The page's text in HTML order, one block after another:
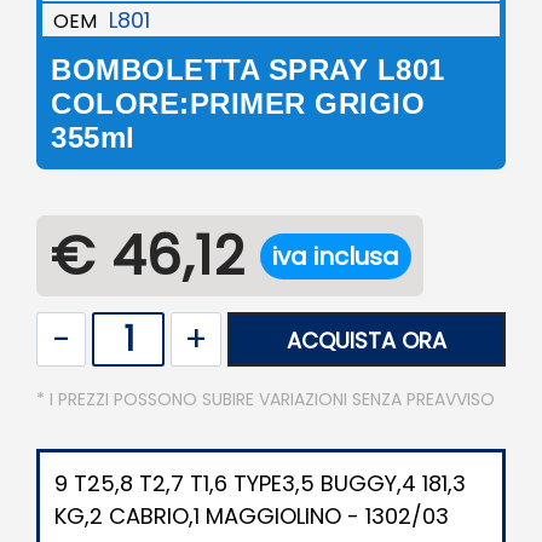
OEM L801
BOMBOLETTA SPRAY L801
COLORE:PRIMER GRIGIO
355ml
€ 46,12 iva inclusa
ACQUISTA ORA
* I PREZZI POSSONO SUBIRE VARIAZIONI SENZA PREAVVISO
9 T25,8 T2,7 T1,6 TYPE3,5 BUGGY,4 181,3
KG,2 CABRIO,1 MAGGIOLINO - 1302/03